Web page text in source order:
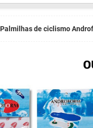
Palmilhas de ciclismo